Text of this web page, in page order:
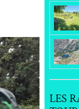
LES